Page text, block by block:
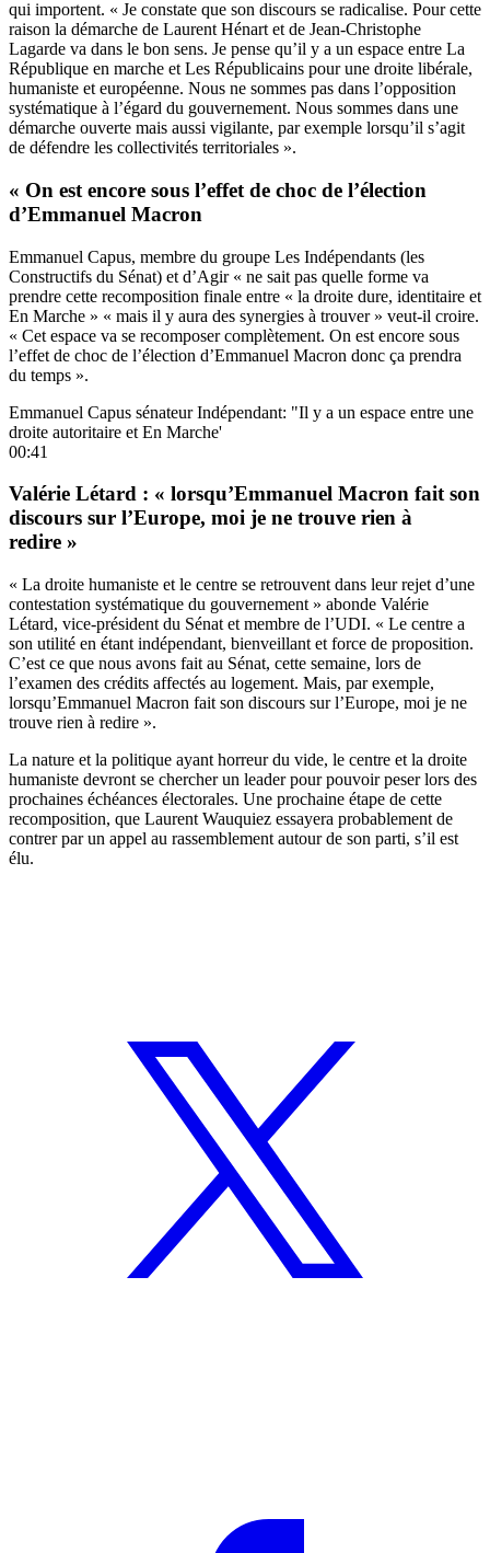
qui importent. « Je constate que son discours se radicalise. Pour cette
raison la démarche de Laurent Hénart et de Jean-Christophe
Lagarde va dans le bon sens. Je pense qu’il y a un espace entre La
République en marche et Les Républicains pour une droite libérale,
humaniste et européenne. Nous ne sommes pas dans l’opposition
systématique à l’égard du gouvernement. Nous sommes dans une
démarche ouverte mais aussi vigilante, par exemple lorsqu’il s’agit
de défendre les collectivités territoriales ».
« On est encore sous l’effet de choc de l’élection
d’Emmanuel Macron
Emmanuel Capus, membre du groupe Les Indépendants (les
Constructifs du Sénat) et d’Agir « ne sait pas quelle forme va
prendre cette recomposition finale entre « la droite dure, identitaire et
En Marche » « mais il y aura des synergies à trouver » veut-il croire.
« Cet espace va se recomposer complètement. On est encore sous
l’effet de choc de l’élection d’Emmanuel Macron donc ça prendra
du temps ».
Emmanuel Capus sénateur Indépendant: "Il y a un espace entre une
droite autoritaire et En Marche'
00:41
Valérie Létard : « lorsqu’Emmanuel Macron fait son
discours sur l’Europe, moi je ne trouve rien à
redire »
« La droite humaniste et le centre se retrouvent dans leur rejet d’une
contestation systématique du gouvernement » abonde Valérie
Létard, vice-président du Sénat et membre de l’UDI. « Le centre a
son utilité en étant indépendant, bienveillant et force de proposition.
C’est ce que nous avons fait au Sénat, cette semaine, lors de
l’examen des crédits affectés au logement. Mais, par exemple,
lorsqu’Emmanuel Macron fait son discours sur l’Europe, moi je ne
trouve rien à redire ».
La nature et la politique ayant horreur du vide, le centre et la droite
humaniste devront se chercher un leader pour pouvoir peser lors des
prochaines échéances électorales. Une prochaine étape de cette
recomposition, que Laurent Wauquiez essayera probablement de
contrer par un appel au rassemblement autour de son parti, s’il est
élu.